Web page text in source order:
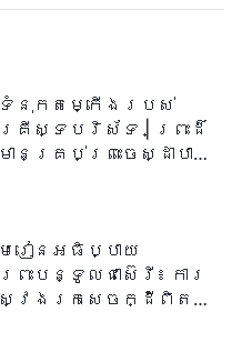
ទំនុកតម្កើង​របស់​
គ្រីស្ទបរិស័ទ​ | ព្រះដ៏
មានគ្រប់ព្រះចេស្ដាបាន
មេរៀនអធិប្បាយ
ព្រះបន្ទូលជាស៊េរី៖ ការ
ស្វែងរកសេចក្ដីពិតនៅ